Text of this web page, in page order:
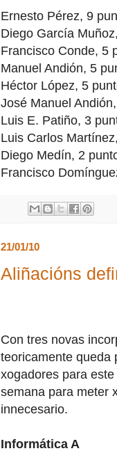
Ernesto Pérez, 9
Diego García
Francisco Conde, 5
Manuel Andión, 5
Héctor López, 5
José Manuel
Luis E. Patiño, 3
Luis Carlos
Diego Medín, 2
Francisco
21/01/10
Aliñacións
Con tres novas
teoricamente queda
xogadores para
semana para meter
innecesario.
Informática A